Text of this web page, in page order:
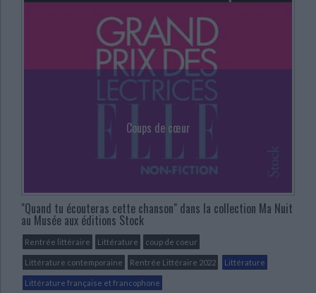
Coups de cœur
"Quand tu écouteras cette chanson" dans la collection Ma Nuit
au Musée aux éditions Stock
Rentrée littéraire Littérature coup de coeur
Littérature contemporaine Rentrée Littéraire 2022 Littérature
Littérature française et francophone